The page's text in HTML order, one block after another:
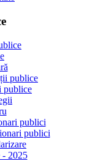
publice
publice
publici
publici
- 2025